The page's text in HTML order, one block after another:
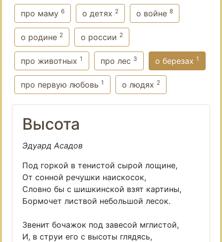
про маму 6 о детях 2 о войне 8
о родине 2 о россии 2
про животных 1 про лес 3 о березах 1
про первую любовь 1 о людях 2
Высота
Эдуард Асадов
Под горкой в тенистой сырой лощине,
От сонной речушки наискосок,
Словно бы с шишкинской взят картины,
Бормочет листвой небольшой лесок.
Звенит бочажок под завесой мглистой,
И, в струи его с высоты глядясь,